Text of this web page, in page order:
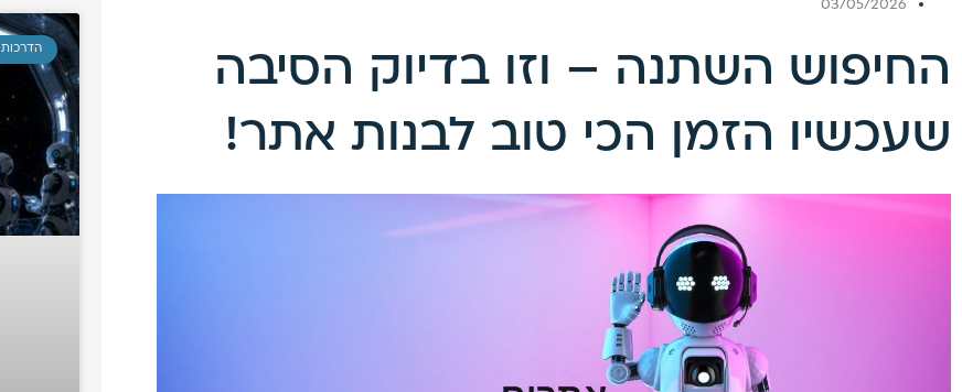
03/05/2026
החיפוש השתנה – וזו בדיוק הסיבה
שעכשיו הזמן הכי טוב לבנות אתר!
הדרכות AI ואוטומציות